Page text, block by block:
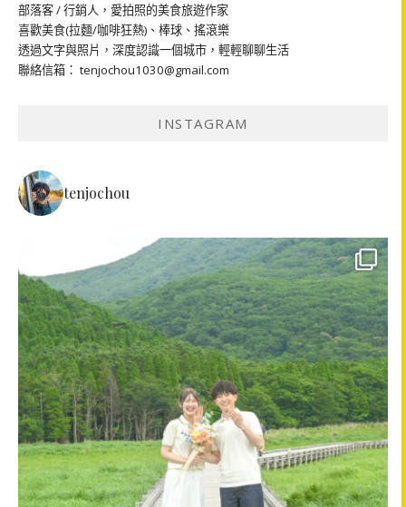
部落客 / 行銷人，愛拍照的美食旅遊作家
喜歡美食(拉麵/咖啡狂熱)、棒球、搖滾樂
透過文字與照片，深度認識一個城市，輕輕聊聊生活
聯絡信箱： tenjochou1030@gmail.com
INSTAGRAM
tenjochou